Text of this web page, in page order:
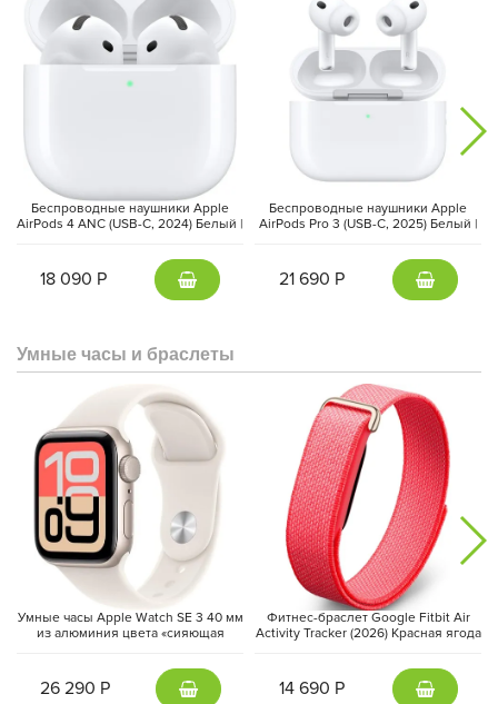
как у обычного Pixel 9.
Беспроводные наушники Apple
AirPods 4 ANC (USB-C, 2024) Белый |
18 090 Р
Беспроводные наушники Apple
AirPods Pro 3 (USB-C, 2025) Белый |
21 690 Р
Умные часы и браслеты
Умные часы Apple Watch SE 3 40 мм
из алюминия цвета «сияющая
«сияющая звезда» (S/M)
26 290 Р
Фитнес-браслет Google Fitbit Air
Activity Tracker (2026) Красная ягода
14 690 Р